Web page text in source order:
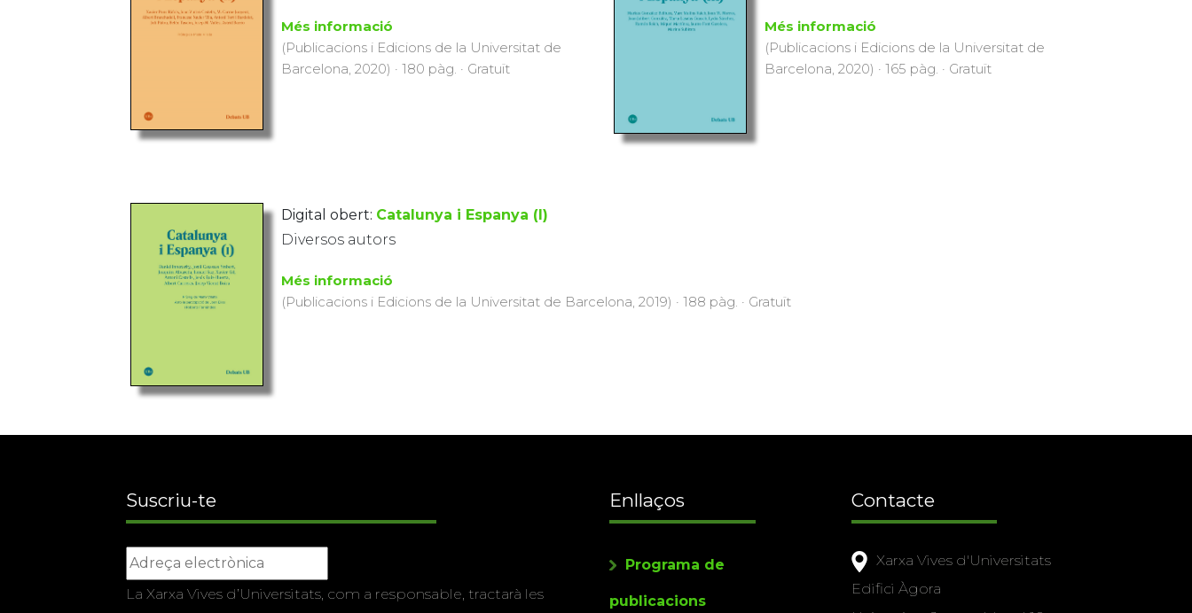
Més informació
(Publicacions i Edicions de la Universitat de
Barcelona, 2020) · 180 pàg. · Gratuït
Més informació
(Publicacions i Edicions de la Universitat de
Barcelona, 2020) · 165 pàg. · Gratuït
Digital obert: Catalunya i Espanya (I)
Diversos autors
Més informació
(Publicacions i Edicions de la Universitat de Barcelona, 2019) · 188 pàg. · Gratuït
Suscriu-te
La Xarxa Vives d’Universitats, com a responsable, tractarà les
Enllaços
Programa de
publicacions
Contacte
Xarxa Vives d'Universitats
Edifici Àgora